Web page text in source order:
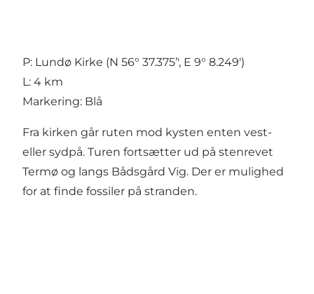
P: Lundø Kirke (N 56° 37.375’', E 9° 8.249')
L: 4 km
Markering: Blå
Fra kirken går ruten mod kysten enten vest-
eller sydpå. Turen fortsætter ud på stenrevet
Termø og langs Bådsgård Vig. Der er mulighed
for at finde fossiler på stranden.